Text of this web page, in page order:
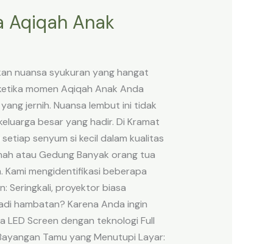
Aqiqah Anak
nuansa syukuran yang hangat
momen Aqiqah Anak Anda
jernih. Nuansa lembut ini tidak
besar yang hadir. Di Kramat
senyum si kecil dalam kualitas
atau Gedung Banyak orang tua
mengidentifikasi beberapa
Seringkali, proyektor biasa
hambatan? Karena Anda ingin
LED Screen dengan teknologi Full
Tamu yang Menutupi Layar: